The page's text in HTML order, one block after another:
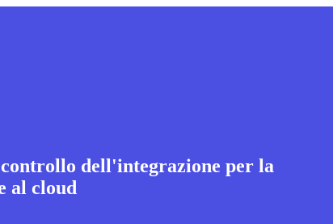
dell'integrazione per la
al cloud